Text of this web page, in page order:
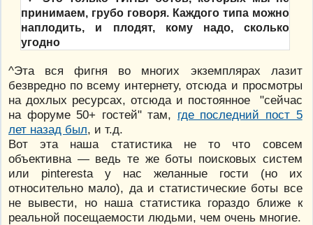
принимаем, грубо говоря. Каждого типа можно
наплодить, и плодят, кому надо, сколько
угодно
^Эта вся фигня во многих экземплярах лазит
безвредно по всему интернету, отсюда и просмотры
на дохлых ресурсах, отсюда и постоянное "сейчас
на форуме 50+ гостей" там, где последний пост 5
лет назад был, и т.д.
Вот эта наша статистика не то что совсем
объективна — ведь те же боты поисковых систем
или pinterestа у нас желанные гости (но их
относительно мало), да и статистические боты все
не вывести, но наша статистика гораздо ближе к
реальной посещаемости людьми, чем очень многие.